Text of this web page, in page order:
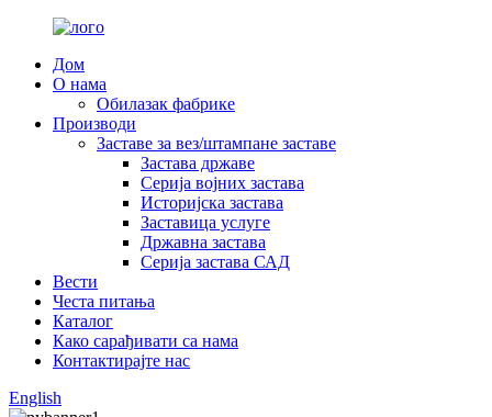
Дом
О нама
Обилазак фабрике
Производи
Заставе за вез/штампане заставе
Застава државе
Серија војних застава
Историјска застава
Заставица услуге
Државна застава
Серија застава САД
Вести
Честа питања
Каталог
Како сарађивати са нама
Контактирајте нас
English